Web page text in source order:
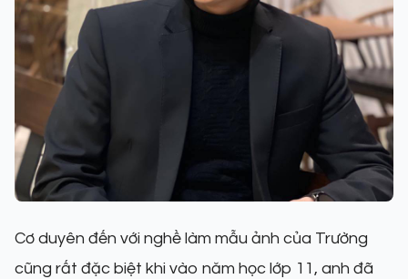
Cơ duyên đến với nghề làm mẫu ảnh của Trường
cũng rất đặc biệt khi vào năm học lớp 11, anh đã